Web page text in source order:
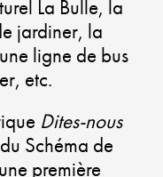
La Bulle, la
jardiner, la
ligne de bus
etc.
Dites-nous
Schéma de
première